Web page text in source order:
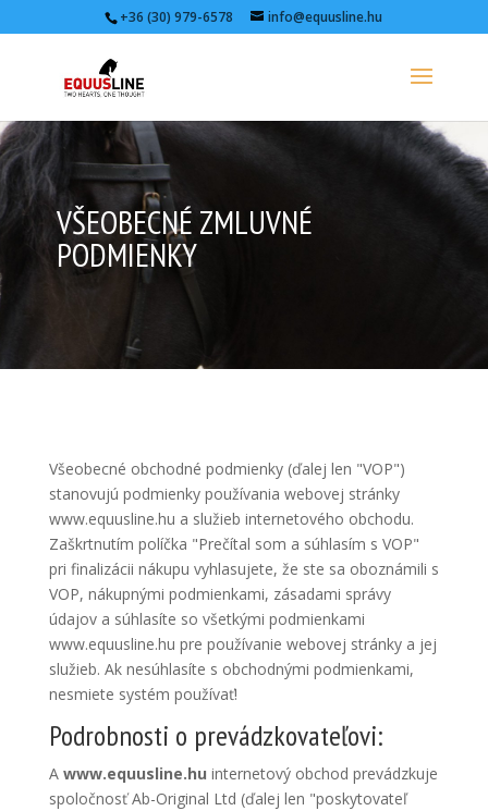
+36 (30) 979-6578 info@equusline.hu
VŠEOBECNÉ ZMLUVNÉ
PODMIENKY
Všeobecné obchodné podmienky (ďalej len "VOP")
stanovujú podmienky používania webovej stránky
www.equusline.hu a služieb internetového obchodu.
Zaškrtnutím políčka "Prečítal som a súhlasím s VOP"
pri finalizácii nákupu vyhlasujete, že ste sa oboznámili s
VOP, nákupnými podmienkami, zásadami správy
údajov a súhlasíte so všetkými podmienkami
www.equusline.hu pre používanie webovej stránky a jej
služieb. Ak nesúhlasíte s obchodnými podmienkami,
nesmiete systém používať!
Podrobnosti o prevádzkovateľovi:
A www.equusline.hu internetový obchod prevádzkuje
spoločnosť Ab-Original Ltd (ďalej len "poskytovateľ